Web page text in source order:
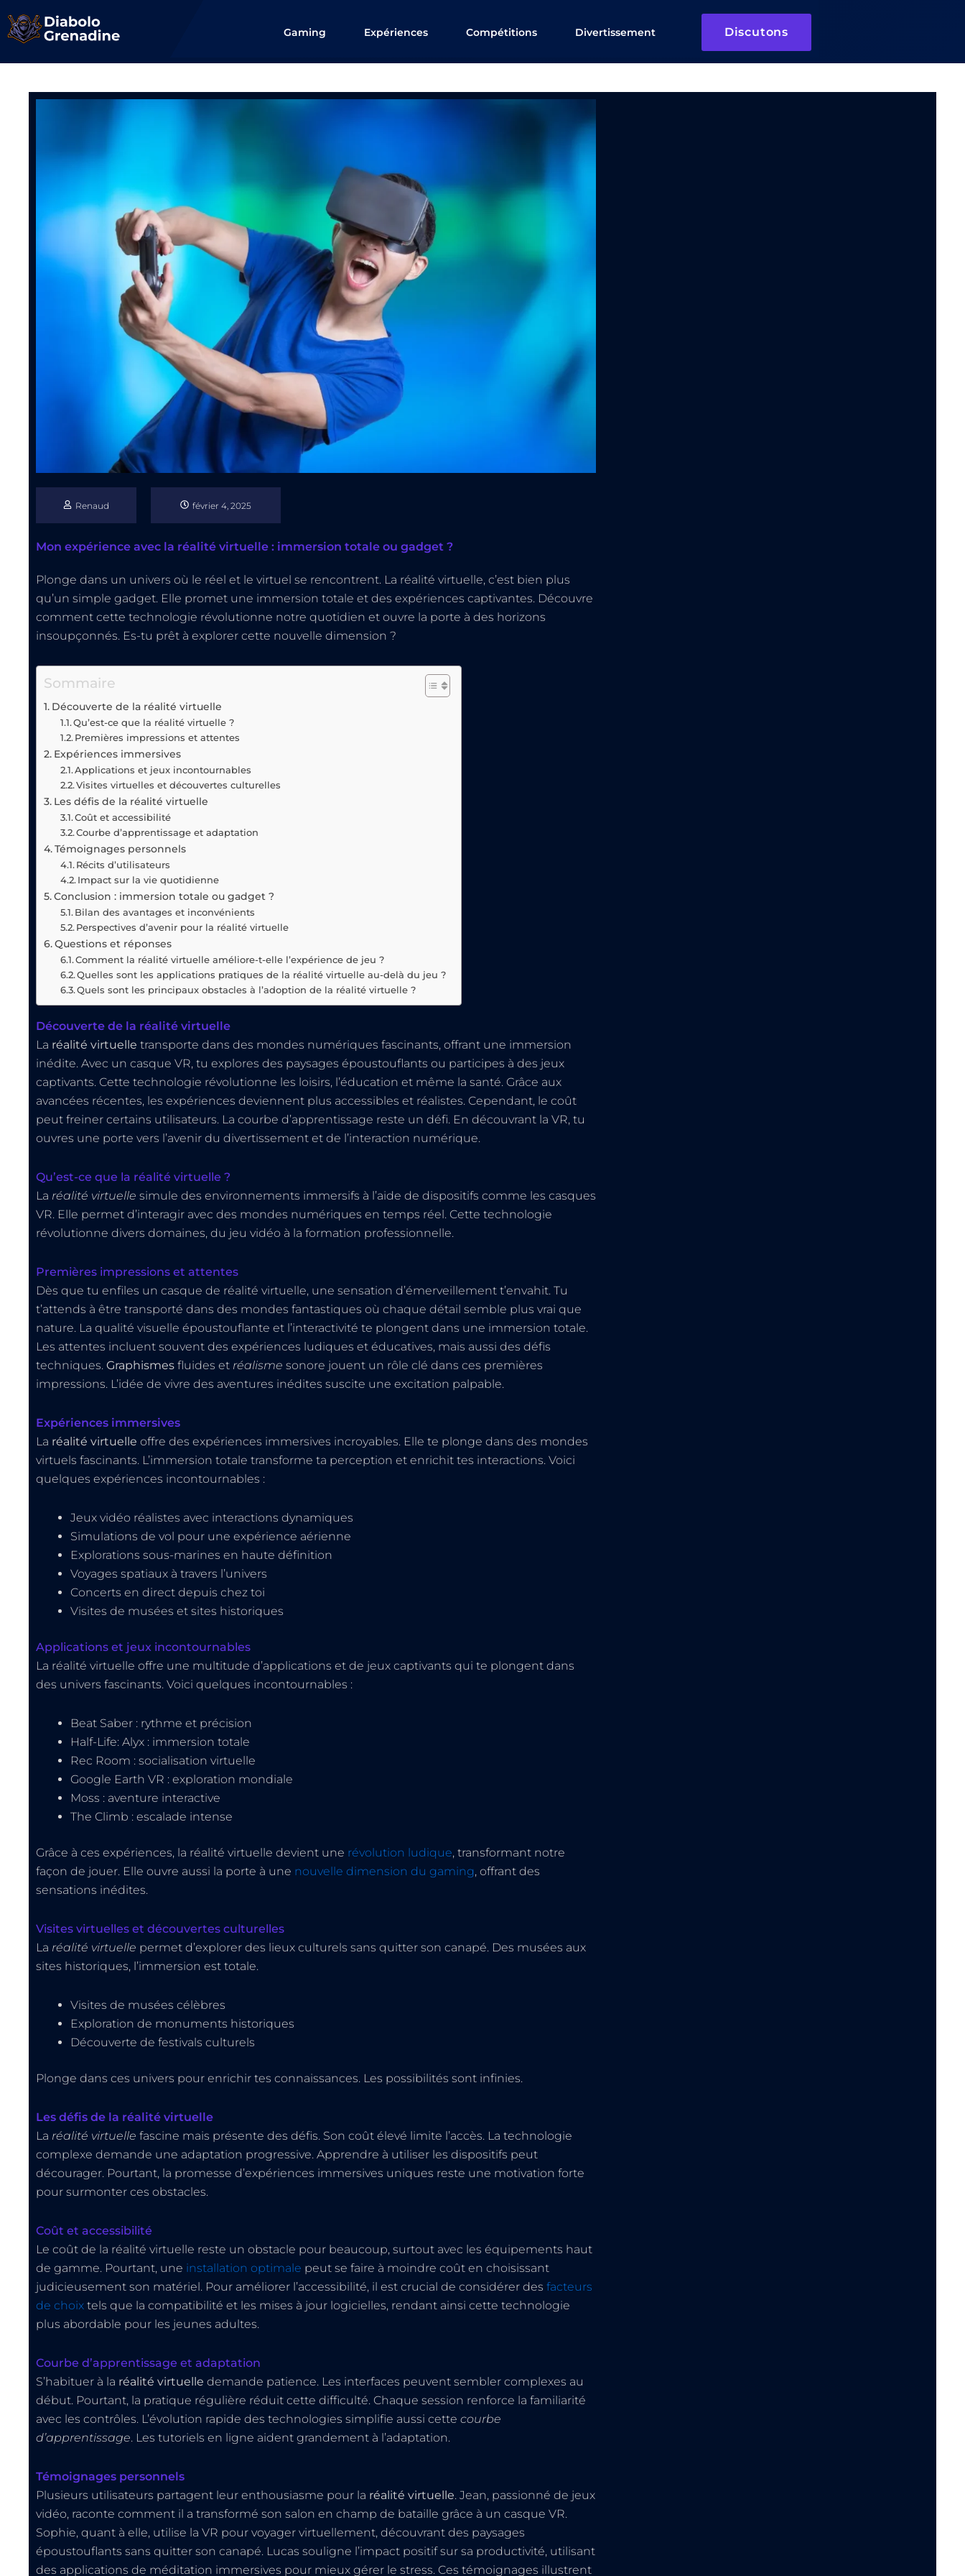
Gaming Expériences Compétitions Divertissement Discutons
Renaud février 4, 2025
Mon expérience avec la réalité virtuelle : immersion totale ou gadget ?
Plonge dans un univers où le réel et le virtuel se rencontrent. La réalité virtuelle, c’est bien plus
qu’un simple gadget. Elle promet une immersion totale et des expériences captivantes. Découvre
comment cette technologie révolutionne notre quotidien et ouvre la porte à des horizons
insoupçonnés. Es-tu prêt à explorer cette nouvelle dimension ?
Sommaire
Découverte de la réalité virtuelle
Qu’est-ce que la réalité virtuelle ?
Premières impressions et attentes
Expériences immersives
Applications et jeux incontournables
Visites virtuelles et découvertes culturelles
Les défis de la réalité virtuelle
Coût et accessibilité
Courbe d’apprentissage et adaptation
Témoignages personnels
Récits d’utilisateurs
Impact sur la vie quotidienne
Conclusion : immersion totale ou gadget ?
Bilan des avantages et inconvénients
Perspectives d’avenir pour la réalité virtuelle
Questions et réponses
Comment la réalité virtuelle améliore-t-elle l’expérience de jeu ?
Quelles sont les applications pratiques de la réalité virtuelle au-delà du jeu ?
Quels sont les principaux obstacles à l’adoption de la réalité virtuelle ?
Découverte de la réalité virtuelle
La réalité virtuelle transporte dans des mondes numériques fascinants, offrant une immersion
inédite. Avec un casque VR, tu explores des paysages époustouflants ou participes à des jeux
captivants. Cette technologie révolutionne les loisirs, l’éducation et même la santé. Grâce aux
avancées récentes, les expériences deviennent plus accessibles et réalistes. Cependant, le coût
peut freiner certains utilisateurs. La courbe d’apprentissage reste un défi. En découvrant la VR, tu
ouvres une porte vers l’avenir du divertissement et de l’interaction numérique.
Qu’est-ce que la réalité virtuelle ?
La réalité virtuelle simule des environnements immersifs à l’aide de dispositifs comme les casques
VR. Elle permet d’interagir avec des mondes numériques en temps réel. Cette technologie
révolutionne divers domaines, du jeu vidéo à la formation professionnelle.
Premières impressions et attentes
Dès que tu enfiles un casque de réalité virtuelle, une sensation d’émerveillement t’envahit. Tu
t’attends à être transporté dans des mondes fantastiques où chaque détail semble plus vrai que
nature. La qualité visuelle époustouflante et l’interactivité te plongent dans une immersion totale.
Les attentes incluent souvent des expériences ludiques et éducatives, mais aussi des défis
techniques. Graphismes fluides et réalisme sonore jouent un rôle clé dans ces premières
impressions. L’idée de vivre des aventures inédites suscite une excitation palpable.
Expériences immersives
La réalité virtuelle offre des expériences immersives incroyables. Elle te plonge dans des mondes
virtuels fascinants. L’immersion totale transforme ta perception et enrichit tes interactions. Voici
quelques expériences incontournables :
Jeux vidéo réalistes avec interactions dynamiques
Simulations de vol pour une expérience aérienne
Explorations sous-marines en haute définition
Voyages spatiaux à travers l’univers
Concerts en direct depuis chez toi
Visites de musées et sites historiques
Applications et jeux incontournables
La réalité virtuelle offre une multitude d’applications et de jeux captivants qui te plongent dans
des univers fascinants. Voici quelques incontournables :
Beat Saber : rythme et précision
Half-Life: Alyx : immersion totale
Rec Room : socialisation virtuelle
Google Earth VR : exploration mondiale
Moss : aventure interactive
The Climb : escalade intense
Grâce à ces expériences, la réalité virtuelle devient une révolution ludique, transformant notre
façon de jouer. Elle ouvre aussi la porte à une nouvelle dimension du gaming, offrant des
sensations inédites.
Visites virtuelles et découvertes culturelles
La réalité virtuelle permet d’explorer des lieux culturels sans quitter son canapé. Des musées aux
sites historiques, l’immersion est totale.
Visites de musées célèbres
Exploration de monuments historiques
Découverte de festivals culturels
Plonge dans ces univers pour enrichir tes connaissances. Les possibilités sont infinies.
Les défis de la réalité virtuelle
La réalité virtuelle fascine mais présente des défis. Son coût élevé limite l’accès. La technologie
complexe demande une adaptation progressive. Apprendre à utiliser les dispositifs peut
décourager. Pourtant, la promesse d’expériences immersives uniques reste une motivation forte
pour surmonter ces obstacles.
Coût et accessibilité
Le coût de la réalité virtuelle reste un obstacle pour beaucoup, surtout avec les équipements haut
de gamme. Pourtant, une installation optimale peut se faire à moindre coût en choisissant
judicieusement son matériel. Pour améliorer l’accessibilité, il est crucial de considérer des facteurs
de choix tels que la compatibilité et les mises à jour logicielles, rendant ainsi cette technologie
plus abordable pour les jeunes adultes.
Courbe d’apprentissage et adaptation
S’habituer à la réalité virtuelle demande patience. Les interfaces peuvent sembler complexes au
début. Pourtant, la pratique régulière réduit cette difficulté. Chaque session renforce la familiarité
avec les contrôles. L’évolution rapide des technologies simplifie aussi cette courbe
d’apprentissage. Les tutoriels en ligne aident grandement à l’adaptation.
Témoignages personnels
Plusieurs utilisateurs partagent leur enthousiasme pour la réalité virtuelle. Jean, passionné de jeux
vidéo, raconte comment il a transformé son salon en champ de bataille grâce à un casque VR.
Sophie, quant à elle, utilise la VR pour voyager virtuellement, découvrant des paysages
époustouflants sans quitter son canapé. Lucas souligne l’impact positif sur sa productivité, utilisant
des applications de méditation immersives pour mieux gérer le stress. Ces témoignages illustrent